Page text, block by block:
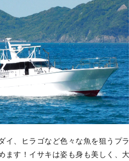
、ヒラゴなど色々な魚を狙うプ
ます！イサキは姿も身も美しく、